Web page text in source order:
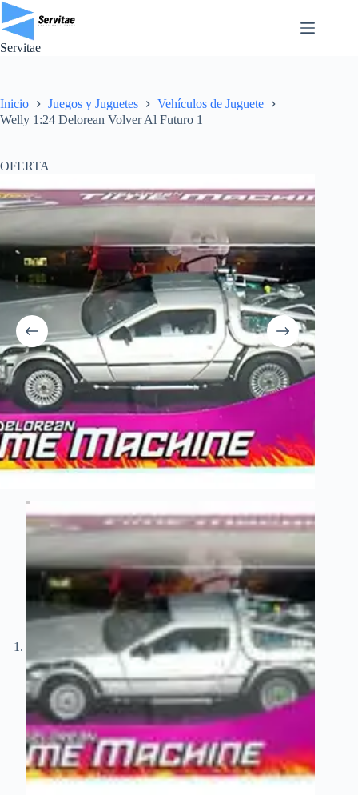
Saltar
al
contenido
Servitae
Inicio Juegos y Juguetes
Vehículos de Juguete
Welly 1:24 Delorean Volver Al Futuro 1
OFERTA